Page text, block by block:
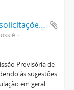
Resposta às sugestões e solicitações enviadas pela população em geral
Provisória de
às sugestões
em geral.